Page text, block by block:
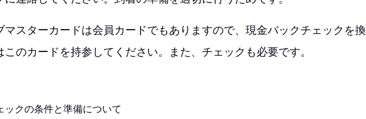
マスターカードは会員カードでもありますので、現金バックチェックを換
このカードを持参してください。また、チェックも必要です。